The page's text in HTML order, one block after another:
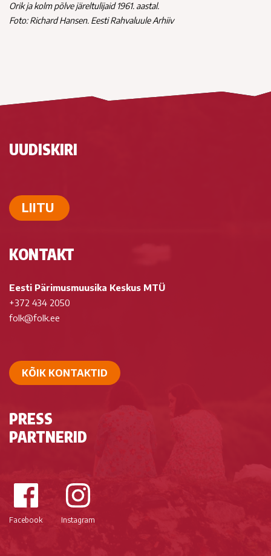
Orik ja kolm põlve järeltulijaid 1961. aastal.
Foto: Richard Hansen. Eesti Rahvaluule Arhiiv
UUDISKIRI
LIITU
KONTAKT
Eesti Pärimusmuusika Keskus MTÜ
+372 434 2050
folk@folk.ee
KÕIK KONTAKTID
PRESS
PARTNERID
Facebook Instagram